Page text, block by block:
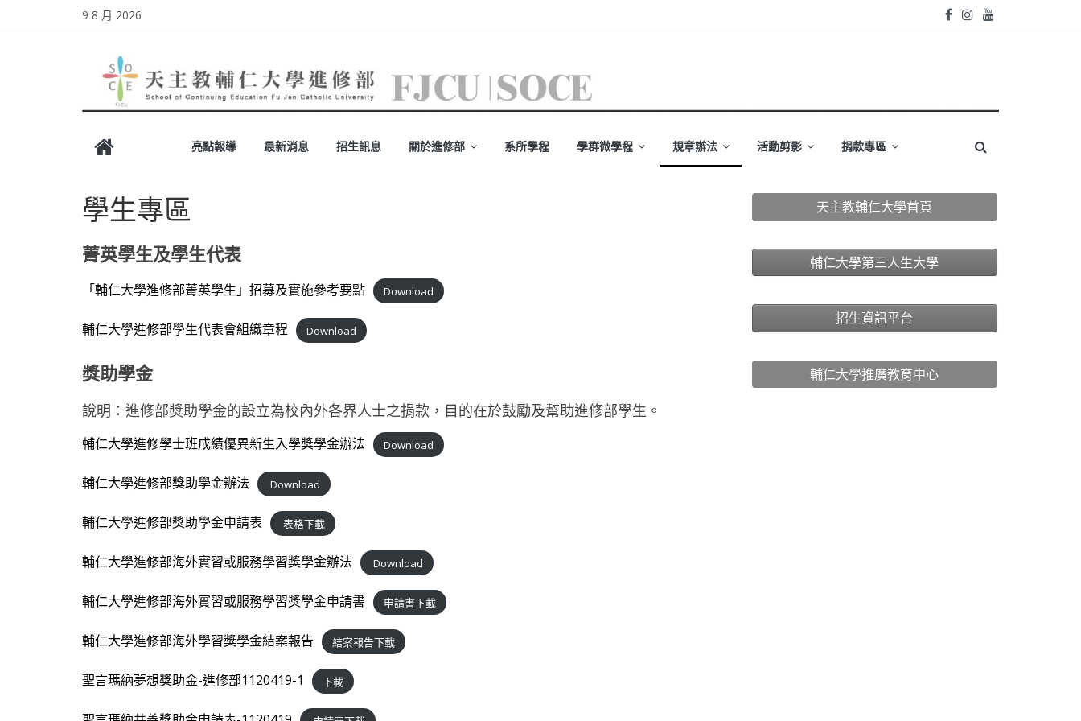
9 8 月 2026
天
教
輔
仁
大
學-
進
修
部
官
方
網
站
亮點報導 最新消息 招生訊息 關於進修部 系所學程 學群微學程 規章辦法 活動剪影 捐款專區
學生專區
菁英學生及學生代表
「輔仁大學進修部菁英學生」招募及實施參考要點 Download
輔仁大學進修部學生代表會組織章程 Download
獎助學金
說明：進修部獎助學金的設立為校內外各界人士之捐款，目的在於鼓勵及幫助進修部學生。
輔仁大學進修學士班成績優異新生入學獎學金辦法 Download
輔仁大學進修部獎助學金辦法 Download
輔仁大學進修部獎助學金申請表 表格下載
輔仁大學進修部海外實習或服務學習獎學金辦法 Download
輔仁大學進修部海外實習或服務學習獎學金申請書 申請書下載
輔仁大學進修部海外學習獎學金結案報告 結案報告下載
聖言瑪納夢想獎助金-進修部1120419-1 下載
天主教輔仁大學首頁
輔仁大學第三人生大學
招生資訊平台
輔仁大學推廣教育中心